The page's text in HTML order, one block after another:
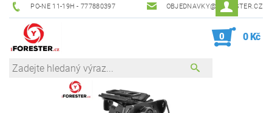
PO-NE 11-19H - 777880397 OBJEDNAVKY@IFORESTER.CZ
0 0 Kč